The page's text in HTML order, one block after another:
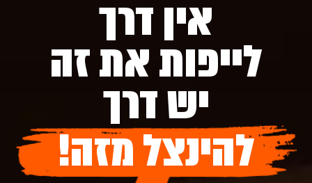
אין דרך
לייפות את זה
יש דרך
להינצל מזה!